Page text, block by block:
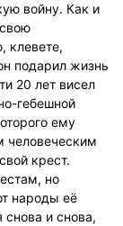
войну. Как и
клевете,
подарил жизнь
20 лет висел
гебешной
ему
человеческим
крест.
но
народы её
снова и снова,